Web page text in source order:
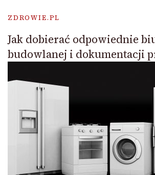
ZDROWIE.PL
Jak dobierać odpowiednie
budowlanej i dokumentacji